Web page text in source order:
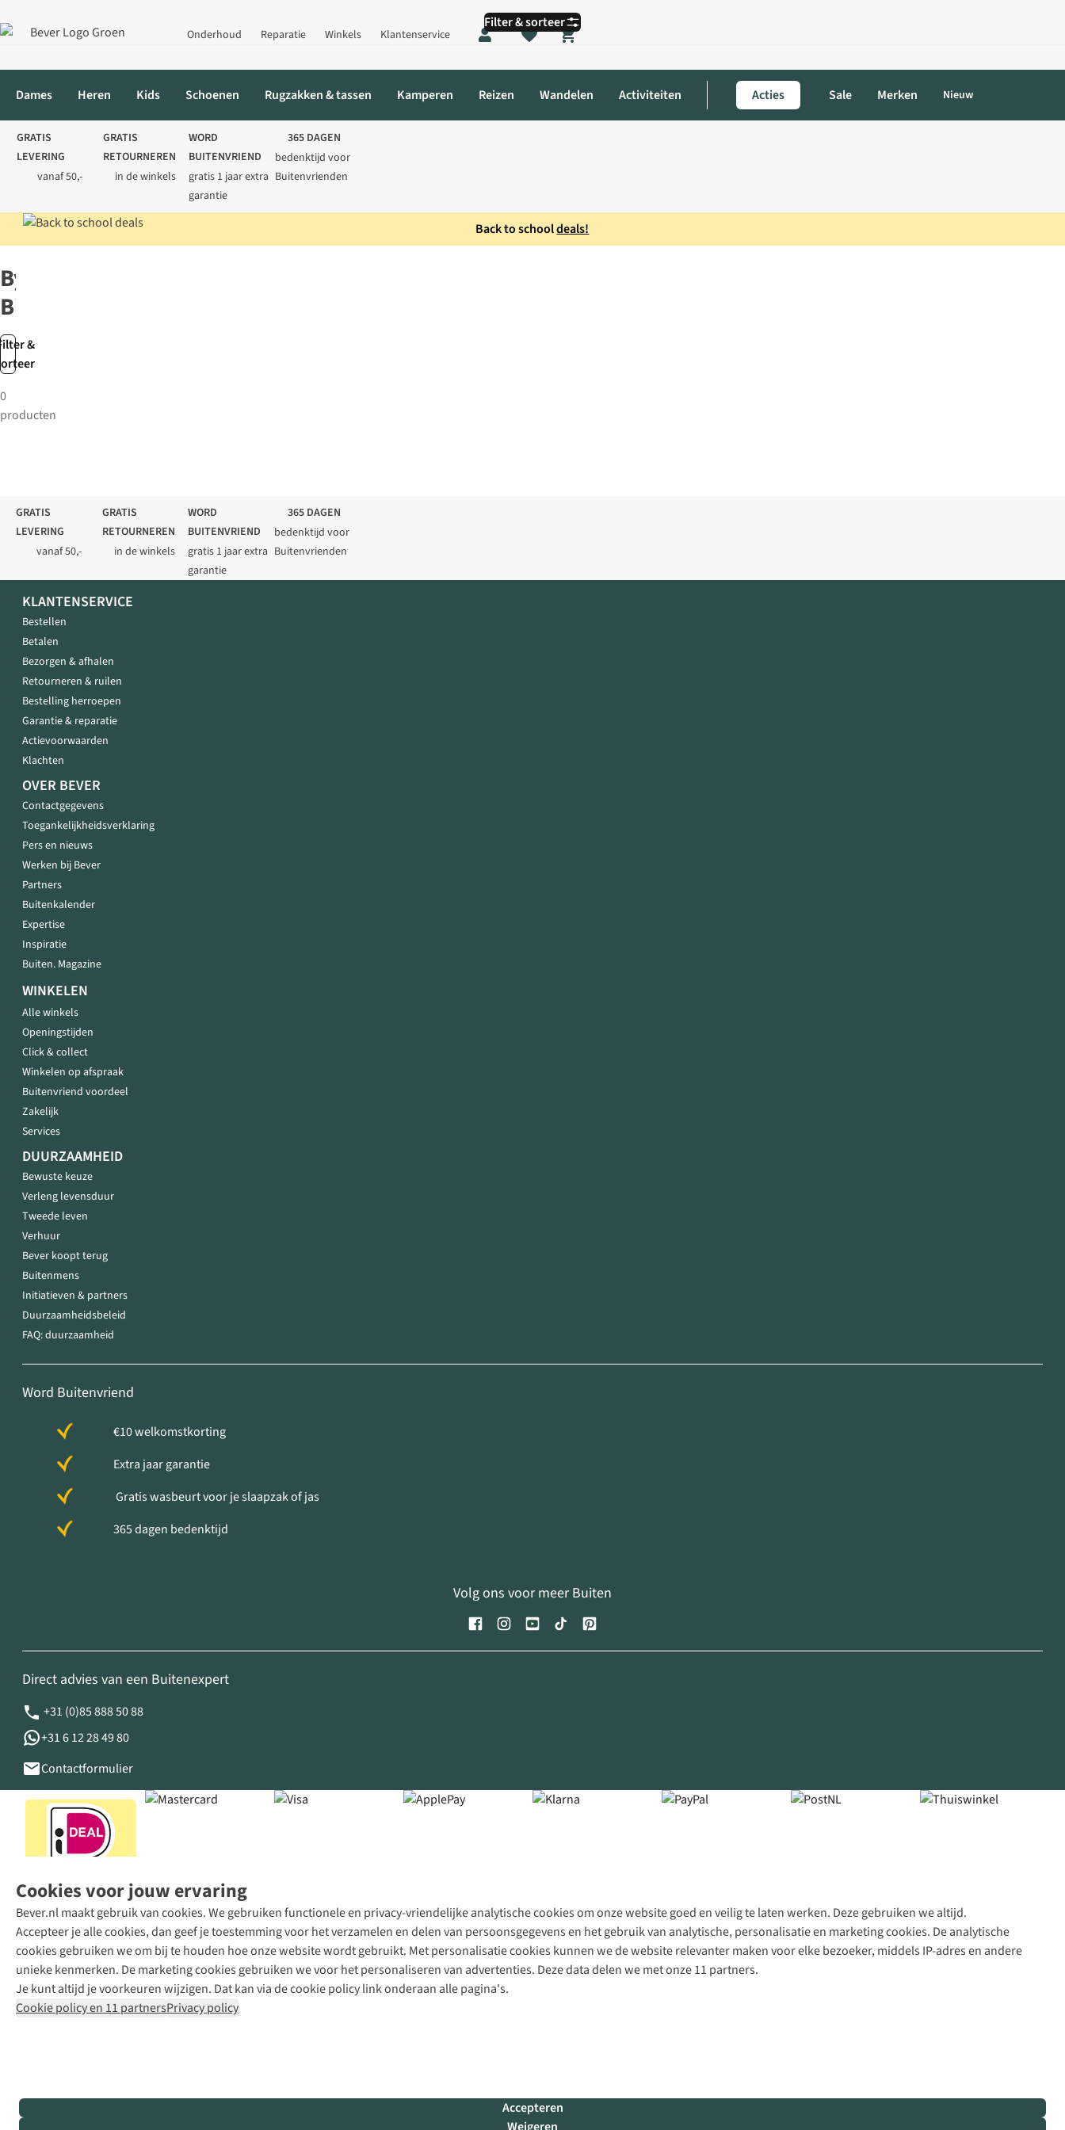
Onderhoud Reparatie Winkels Klantenservice
Shopping cart
Dames Heren Kids Schoenen Rugzakken & tassen Kamperen Reizen Wandelen Activiteiten Acties Sale Merken Nieuw
GRATIS
LEVERING
vanaf 50,-
GRATIS
RETOURNEREN
in de winkels
WORD
BUITENVRIEND
gratis 1 jaar extra
garantie
365 DAGEN
bedenktijd voor
Buitenvrienden
Back to schooldeals!
&
Filter & sorteer
Bye
Bites
0
producten
Cookies voor jouw ervaring
Bever.nl maakt gebruik van cookies. We gebruiken functionele en privacy-vriendelijke analytische cookies om onze website goed en veilig te laten werken. Deze gebruiken we altijd.
Accepteer je alle cookies, dan geef je toestemming voor het verzamelen en delen van persoonsgegevens en het gebruik van analytische, personalisatie en marketing cookies. De analytische
cookies gebruiken we om bij te houden hoe onze website wordt gebruikt. Met personalisatie cookies kunnen we de website relevanter maken voor elke bezoeker, middels IP-adres en andere
unieke kenmerken. De marketing cookies gebruiken we voor het personaliseren van advertenties. Deze data delen we met onze 11 partners.
Je kunt altijd je voorkeuren wijzigen. Dat kan via de cookie policy link onderaan alle pagina's.
Cookie policy en 11 partnersPrivacy policy
Accepteren
GRATIS
LEVERING
vanaf 50,-
GRATIS
RETOURNEREN
in de winkels
WORD
BUITENVRIEND
gratis 1 jaar extra
garantie
365 DAGEN
bedenktijd voor
Buitenvrienden
KLANTENSERVICE
Bestellen
Betalen
Bezorgen & afhalen
Retourneren & ruilen
Bestelling herroepen
Garantie & reparatie
Actievoorwaarden
Klachten
OVER BEVER
Contactgegevens
Toegankelijkheidsverklaring
Pers en nieuws
Werken bij Bever
Partners
Buitenkalender
Expertise
Inspiratie
Buiten. Magazine
WINKELEN
Alle winkels
Openingstijden
Click & collect
Winkelen op afspraak
Buitenvriend voordeel
Zakelijk
Services
DUURZAAMHEID
Bewuste keuze
Verleng levensduur
Tweede leven
Verhuur
Bever koopt terug
Buitenmens
Initiatieven & partners
Duurzaamheidsbeleid
FAQ: duurzaamheid
Word Buitenvriend
€10 welkomstkorting
Extra jaar garantie
Gratis wasbeurt voor je slaapzak of jas
365 dagen bedenktijd
Volg ons voor meer Buiten
Direct advies van een Buitenexpert
+31 (0)85 888 50 88
+31 6 12 28 49 80
Contactformulier
Bever